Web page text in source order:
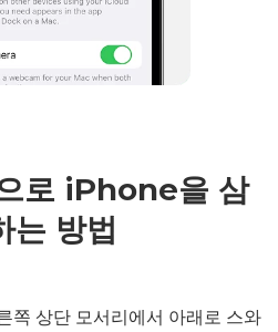
로 iPhone을 삼
는 방법
쪽 상단 모서리에서 아래로 스와